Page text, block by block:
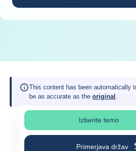
This content has been automatically
be as accurate as the original .
Izberite temo
Izberite
Primerjava držav